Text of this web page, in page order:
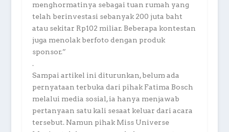
menghormatinya sebagai tuan rumah yang
telah berinvestasi sebanyak 200 juta baht
atau sekitar Rp102 miliar. Beberapa kontestan
juga menolak berfoto dengan produk
sponsor.”
.
Sampai artikel ini diturunkan, belum ada
pernyataan terbuka dari pihak Fatima Bosch
melalui media sosial, ia hanya menjawab
pertanyaan satu kali sesaat keluar dari acara
tersebut. Namun pihak Miss Universe